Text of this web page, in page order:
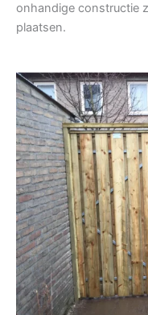
onhandige constructie
plaatsen.